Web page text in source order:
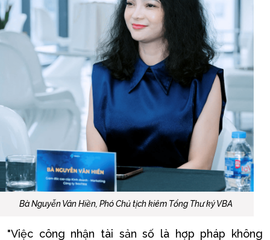
Bà Nguyễn Vân Hiền, Phó Chủ tịch kiêm Tổng Thư ký VBA
"Việc công nhận tài sản số là hợp pháp không